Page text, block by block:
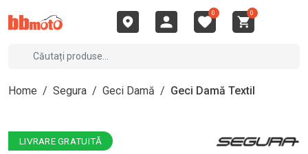
0 0
Home / Segura / Geci Damă / Geci Damă Textil
LIVRARE GRATUITĂ